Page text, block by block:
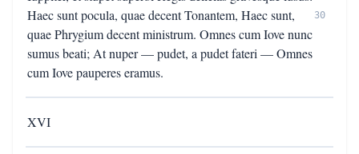
Haec sunt pocula, quae decent Tonantem, Haec sunt,
quae Phrygium decent ministrum. Omnes cum Iove nunc
sumus beati; At nuper — pudet, a pudet fateri — Omnes
cum Iove pauperes eramus.
30
XVI